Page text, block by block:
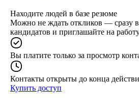
Находите людей в базе резюме
Можно не ждать откликов — сразу
кандидатов и приглашайте на
Вы платите только за просмотр
Контакты открыты до конца
Купить доступ